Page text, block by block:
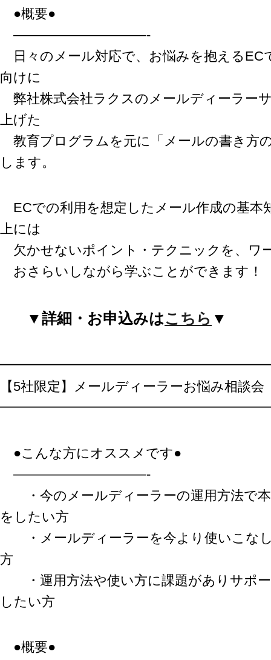
●概要●
——————————-
日々のメール対応で、お悩みを抱えるEC
向けに
弊社株式会社ラクスのメールディーラー
上げた
教育プログラムを元に「メールの書き方
します。
ECでの利用を想定したメール作成の基本
上には
欠かせないポイント・テクニックを、ワ
おさらいしながら学ぶことができます！
▼詳細・お申込みはこちら ▼
【5社限定】メールディーラーお悩み相談会
●こんな方にオススメです●
——————————-
・今のメールディーラーの運用方法で
をしたい方
・メールディーラーを今より使いこな
方
・運用方法や使い方に課題がありサポー
したい方
●概要●